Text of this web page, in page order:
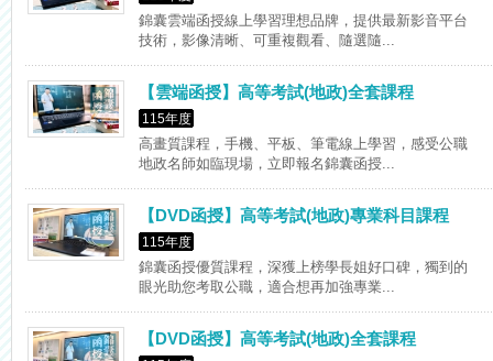
錦囊雲端函授線上學習理想品牌，提供最新影音平台
技術，影像清晰、可重複觀看、隨選隨...
【雲端函授】高等考試(地政)全套課程
115年度
高畫質課程，手機、平板、筆電線上學習，感受公職
地政名師如臨現場，立即報名錦囊函授...
【DVD函授】高等考試(地政)專業科目課程
115年度
錦囊函授優質課程，深獲上榜學長姐好口碑，獨到的
眼光助您考取公職，適合想再加強專業...
【DVD函授】高等考試(地政)全套課程